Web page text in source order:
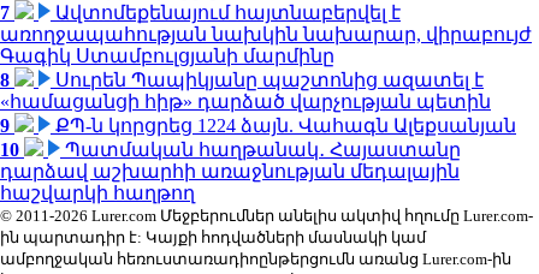
7
Ավտոմեքենայում հայտնաբերվել է
առողջապահության նախկին նախարար, վիրաբույժ
Գագիկ Ստամբուլցյանի մարմինը
8
Սուրեն Պապիկյանը պաշտոնից ազատել է
«համացանցի հիթ» դարձած վարչության պետին
9
ՔՊ-ն կորցրեց 1224 ձայն. Վահագն Ալեքսանյան
10
Պատմական հաղթանակ․ Հայաստանը
դարձավ աշխարհի առաջնության մեդալային
հաշվարկի հաղթող
© 2011-2026 Lurer.com Մեջբերումներ անելիս ակտիվ հղումը Lurer.com-
ին պարտադիր է: Կայքի հոդվածների մասնակի կամ
ամբողջական հեռուստառադիոընթերցումն առանց Lurer.com-ին